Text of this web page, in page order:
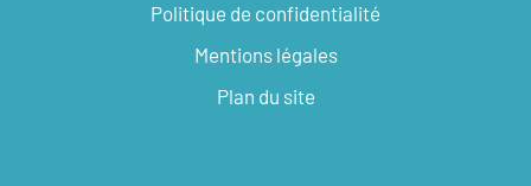
Politique de confidentialité
Mentions légales
Plan du site